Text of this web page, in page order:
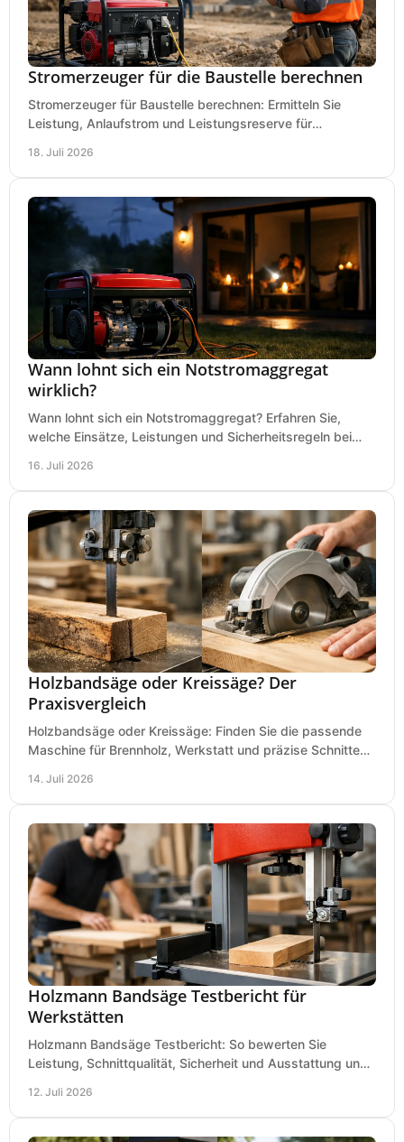
Stromerzeuger für die Baustelle berechnen
Stromerzeuger für Baustelle berechnen: Ermitteln Sie
Leistung, Anlaufstrom und Leistungsreserve für
18. Juli 2026
Wann lohnt sich ein Notstromaggregat
wirklich?
Wann lohnt sich ein Notstromaggregat? Erfahren Sie,
welche Einsätze, Leistungen und Sicherheitsregeln bei
16. Juli 2026
Holzbandsäge oder Kreissäge? Der
Praxisvergleich
Holzbandsäge oder Kreissäge: Finden Sie die passende
Maschine für Brennholz, Werkstatt und präzise Schnitte
14. Juli 2026
Holzmann Bandsäge Testbericht für
Werkstätten
Holzmann Bandsäge Testbericht: So bewerten Sie
Leistung, Schnittqualität, Sicherheit und Ausstattung und
12. Juli 2026